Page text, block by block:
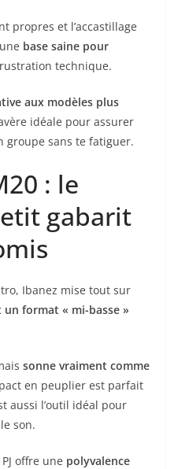
propres et l’accastillage
base saine pour
technique.
aux modèles plus
idéale pour assurer
groupe sans te fatiguer.
: le
gabarit
Ibanez mise tout sur
format « mi-basse »
sonne vraiment comme
en peuplier est parfait
aussi l’outil idéal pour
son.
offre une polyvalence